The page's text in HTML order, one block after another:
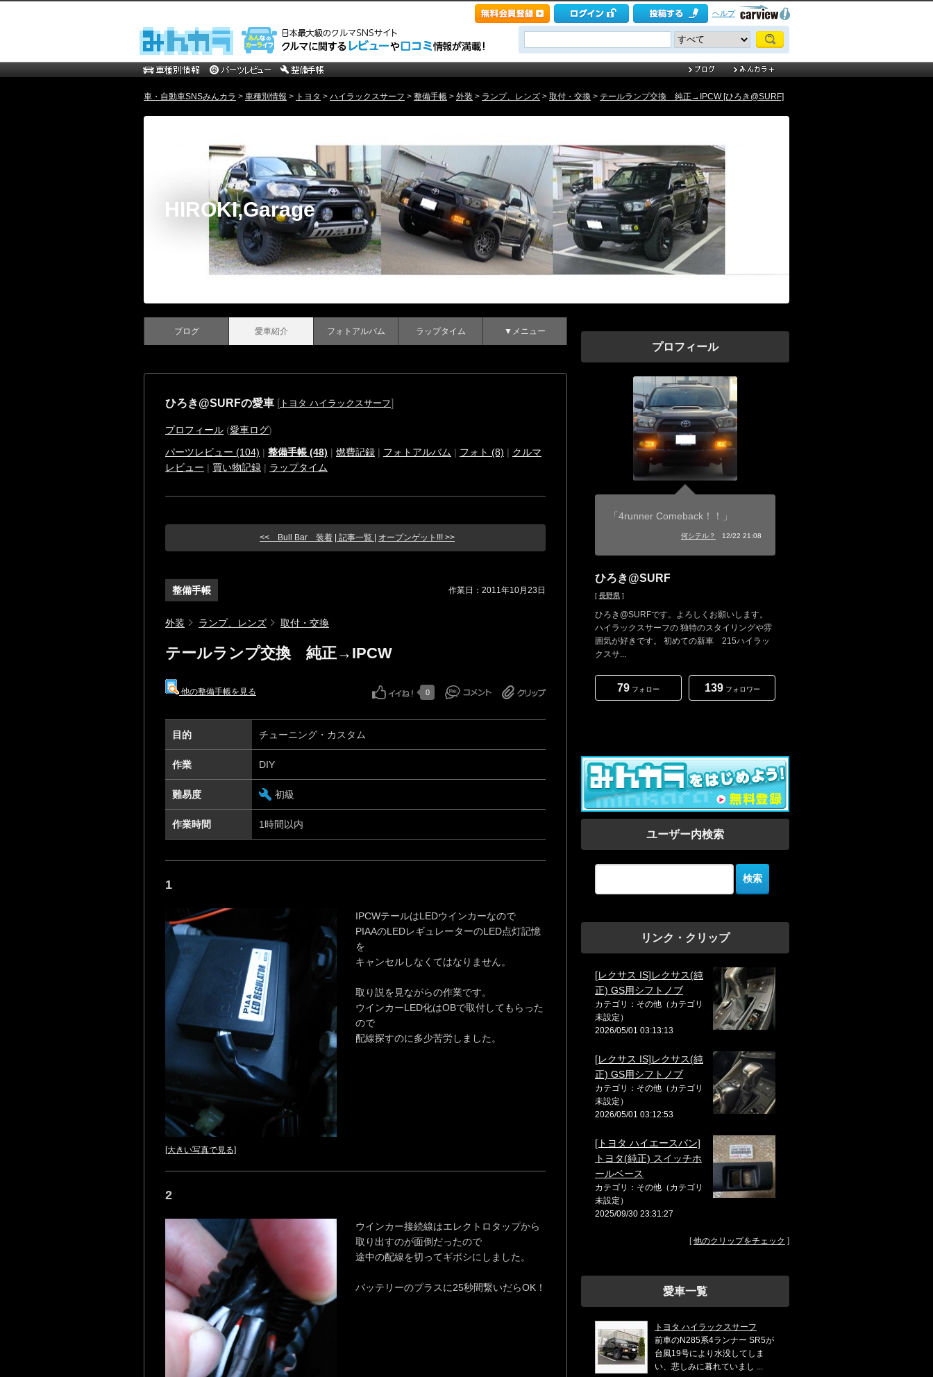
ヘルプ
車・自動車SNSみんカラ > 車種別情報 > トヨタ > ハイラックスサーフ > 整備手帳 > 外装 > ランプ、レンズ > 取付・交換 > テールランプ交換 純正→IPCW [ひろき@SURF]
HIROKI,Garage
ブログ 愛車紹介 フォトアルバム ラップタイム ▼メニュー
ひろき@SURFの愛車 [ トヨタ ハイラックスサーフ]
プロフィール (愛車ログ)
パーツレビュー (104) | 整備手帳 (48) | 燃費記録 | フォトアルバム | フォト (8) | クルマ
レビュー | 買い物記録 | ラップタイム
<< Bull Bar 装着 | 記事一覧 | オープンゲット!!! >>
整備手帳 作業日：2011年10月23日
外装 ランプ、レンズ 取付・交換
テールランプ交換 純正→IPCW
他の整備手帳を見る 0
目的 チューニング・カスタム
作業 DIY
難易度 初級
作業時間 1時間以内
1
[大きい写真で見る]
IPCWテールはLEDウインカーなので
PIAAのLEDレギュレーターのLED点灯記憶
を
キャンセルしなくてはなりません。
取り説を見ながらの作業です。
ウインカーLED化はOBで取付してもらった
ので
配線探すのに多少苦労しました。
2
ウインカー接続線はエレクトロタップから
取り出すのが面倒だったので
途中の配線を切ってギボシにしました。
バッテリーのプラスに25秒間繋いだらOK！
プロフィール
「4runner Comeback！！」
何シテル？ 12/22 21:08
ひろき@SURF
[ 長野県 ]
ひろき@SURFです。よろしくお願いします。
ハイラックスサーフの 独特のスタイリングや雰
囲気が好きです。 初めての新車 215ハイラッ
クスサ...
79 フォロー 139フォロワー
ユーザー内検索
リンク・クリップ
[レクサス IS]レクサス(純
正) GS用シフトノブ
カテゴリ：その他（カテゴリ
未設定）
2026/05/01 03:13:13
[レクサス IS]レクサス(純
正) GS用シフトノブ
カテゴリ：その他（カテゴリ
未設定）
2026/05/01 03:12:53
[トヨタ ハイエースバン]
トヨタ(純正) スイッチホ
ールベース
カテゴリ：その他（カテゴリ
未設定）
2025/09/30 23:31:27
[他のクリップをチェック ]
愛車一覧
トヨタ ハイラックスサーフ
前車のN285系4ランナー SR5が
台風19号により水没してしま
い、悲しみに暮れていまし ...